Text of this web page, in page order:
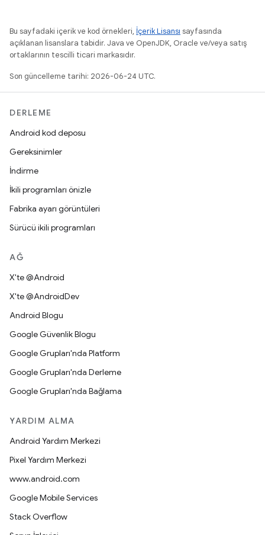
Bu sayfadaki içerik ve kod örnekleri, İçerik Lisansı sayfasında
açıklanan lisanslara tabidir. Java ve OpenJDK, Oracle ve/veya satış
ortaklarının tescilli ticari markasıdır.
Son güncelleme tarihi: 2026-06-24 UTC.
DERLEME
Android kod deposu
Gereksinimler
İndirme
İkili programları önizle
Fabrika ayarı görüntüleri
Sürücü ikili programları
AĞ
X'te @Android
X'te @AndroidDev
Android Blogu
Google Güvenlik Blogu
Google Grupları'nda Platform
Google Grupları'nda Derleme
Google Grupları'nda Bağlama
YARDIM ALMA
Android Yardım Merkezi
Pixel Yardım Merkezi
www.android.com
Google Mobile Services
Stack Overflow